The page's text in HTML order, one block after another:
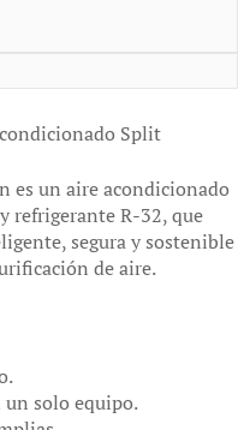
Split
es un aire acondicionado
refrigerante R-32, que
segura y sostenible
de aire.
solo equipo.